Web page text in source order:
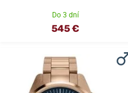
Do 3 dní
545 €